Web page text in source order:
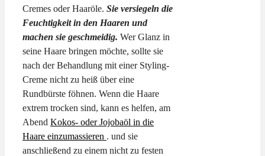
Cremes oder Haaröle. Sie versiegeln die
Feuchtigkeit in den Haaren und
machen sie geschmeidig. Wer Glanz in
seine Haare bringen möchte, sollte sie
nach der Behandlung mit einer Styling-
Creme nicht zu heiß über eine
Rundbürste föhnen. Wenn die Haare
extrem trocken sind, kann es helfen, am
Abend Kokos- oder Jojobaöl in die
Haare einzumassieren . und sie
anschließend zu einem nicht zu festen